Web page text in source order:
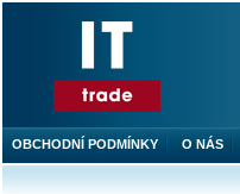
OBCHODNÍ PODMÍNKY O NÁS